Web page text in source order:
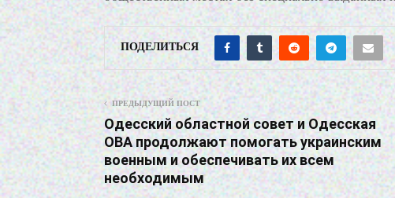
ПОДЕЛИТЬСЯ
ПРЕДЫДУЩИЙ ПОСТ
Одесский областной совет и Одесская
ОВА продолжают помогать украинским
военным и обеспечивать их всем
необходимым